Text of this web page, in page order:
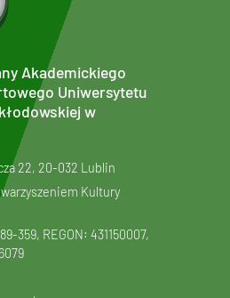
Akademickiego
Uniwersytetu
w
22, 20-032 Lublin
Kultury
359, REGON: 431150007,